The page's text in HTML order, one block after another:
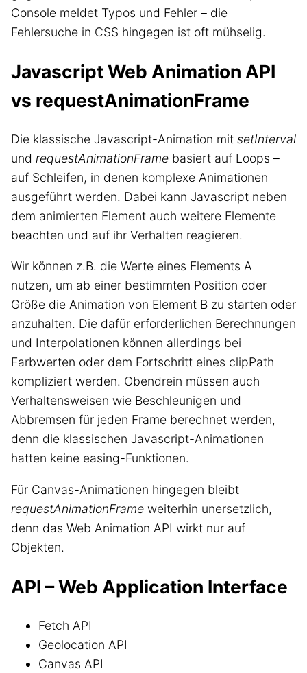
Console meldet Typos und Fehler – die
Fehlersuche in CSS hingegen ist oft mühselig.
Javascript Web Animation API
vs requestAnimationFrame
Die klassische Javascript-Animation mit setInterval
und requestAnimationFrame basiert auf Loops –
auf Schleifen, in denen komplexe Animationen
ausgeführt werden. Dabei kann Javascript neben
dem animierten Element auch weitere Elemente
beachten und auf ihr Verhalten reagieren.
Wir können z.B. die Werte eines Elements A
nutzen, um ab einer bestimmten Position oder
Größe die Animation von Element B zu starten oder
anzuhalten. Die dafür erforderlichen Berechnungen
und Interpolationen können allerdings bei
Farbwerten oder dem Fortschritt eines clipPath
kompliziert werden. Obendrein müssen auch
Verhaltensweisen wie Beschleunigen und
Abbremsen für jeden Frame berechnet werden,
denn die klassischen Javascript-Animationen
hatten keine easing-Funktionen.
Für Canvas-Animationen hingegen bleibt
requestAnimationFrame weiterhin unersetzlich,
denn das Web Animation API wirkt nur auf
Objekten.
API – Web Application Interface
Fetch API
Geolocation API
Canvas API